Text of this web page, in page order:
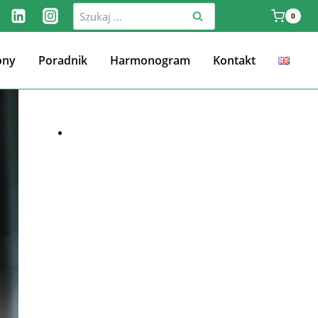
Szukaj: 0
Poradnik Harmonogram Kontakt